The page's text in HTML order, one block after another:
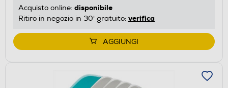
Acquisto online: disponibile
Ritiro in negozio in 30' gratuito: verifica
AGGIUNGI